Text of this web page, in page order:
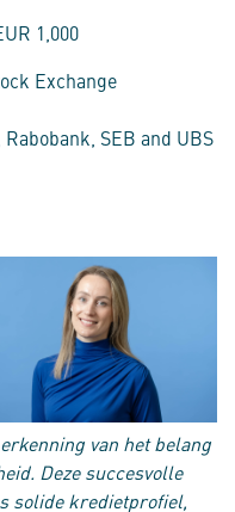
1,000
Exchange
SEB and UBS
van het belang
Deze succesvolle
solide kredietprofiel,